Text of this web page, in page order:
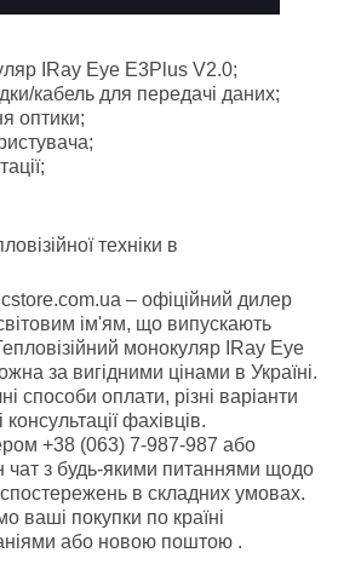
IRay Eye E3Plus V2.0;
кабель для передачі даних;
оптики;
техніки в
– офіційний дилер
ім'ям, що випускають
монокуляр IRay Eye
за вигідними цінами в Україні.
способи оплати, різні варіанти
фахівців.
+38 (063) 7-987-987 або
чат з будь-якими питаннями щодо
в складних умовах.
ваші покупки по країні
або новою поштою .